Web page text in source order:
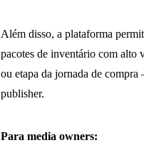
Além disso, a plataforma
pacotes de inventário com alto
ou etapa da jornada de
publisher.
Para media owners: